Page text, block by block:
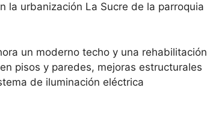
la urbanización La Sucre de la parroquia
un moderno techo y una rehabilitación
pisos y paredes, mejoras estructurales
de iluminación eléctrica